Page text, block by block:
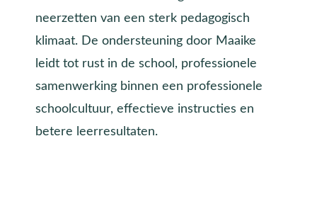
neerzetten van een sterk pedagogisch
klimaat. De ondersteuning door Maaike
leidt tot rust in de school, professionele
samenwerking binnen een professionele
schoolcultuur, effectieve instructies en
betere leerresultaten.